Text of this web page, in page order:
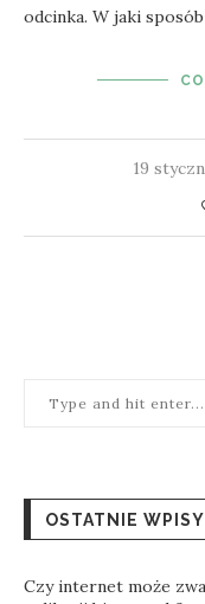
odcinka. W jaki
19
OSTATNIE WPISY
Czy internet może